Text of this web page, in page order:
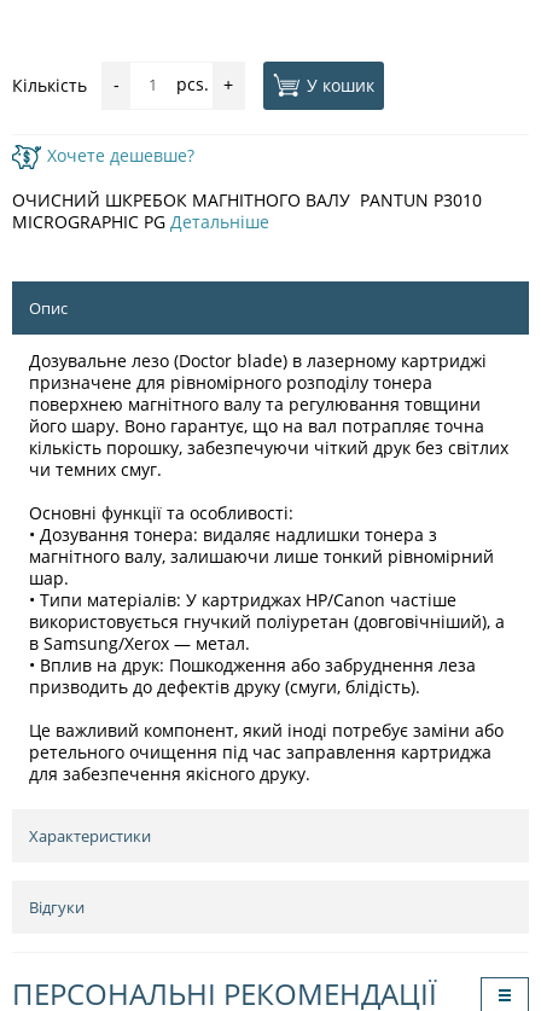
Кількість - pcs. + У кошик
Хочете дешевше?
ОЧИСНИЙ ШКРЕБОК МАГНІТНОГО ВАЛУ PANTUN P3010
MICROGRAPHIC PG Детальніше
Опис
Дозувальне лезо (Doctor blade) в лазерному картриджі
призначене для рівномірного розподілу тонера
поверхнею магнітного валу та регулювання товщини
його шару. Воно гарантує, що на вал потрапляє точна
кількість порошку, забезпечуючи чіткий друк без світлих
чи темних смуг.
Основні функції та особливості:
• Дозування тонера: видаляє надлишки тонера з
магнітного валу, залишаючи лише тонкий рівномірний
шар.
• Типи матеріалів: У картриджах HP/Canon частіше
використовується гнучкий поліуретан (довговічніший), а
в Samsung/Xerox — метал.
• Вплив на друк: Пошкодження або забруднення леза
призводить до дефектів друку (смуги, блідість).
Це важливий компонент, який іноді потребує заміни або
ретельного очищення під час заправлення картриджа
для забезпечення якісного друку.
Характеристики
Відгуки
ПЕРСОНАЛЬНІ РЕКОМЕНДАЦІЇ